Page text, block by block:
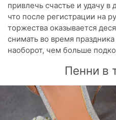
привлечь счастье и удачу
что после регистрации на
торжества оказывается
снимать во время
наоборот, чем больше
Пенни в